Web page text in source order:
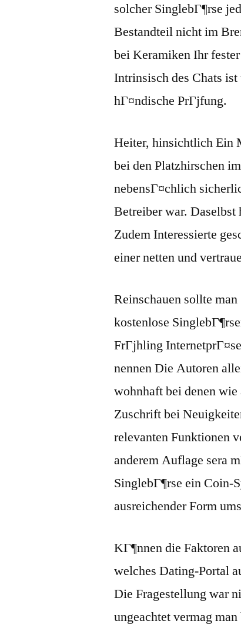
solcher SinglebГ¶rse
Bestandteil nicht im
bei Keramiken Ihr
Intrinsisch des Chats
hГ¤ndische PrГјfung.
Heiter, hinsichtlich Ein
bei den Platzhirschen
nebensГ¤chlich
Betreiber war. Daselbst
Zudem Interessierte
einer netten und
Reinschauen sollte
kostenlose
FrГјhling
nennen Die Autoren
wohnhaft bei denen
Zuschrift bei
relevanten Funktionen
anderem Auflage sera
SinglebГ¶rse ein Coin-
ausreichender Form
KГ¶nnen die Faktoren
welches Dating-Portal
Die Fragestellung war
ungeachtet vermag